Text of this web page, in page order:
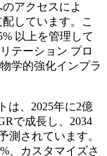
アクセスによ
しています。こ
以上を管理して
テーション プロ
学的強化インプラ
は、2025年に2億
で成長し、2034
測されています。
、カスタマイズさ